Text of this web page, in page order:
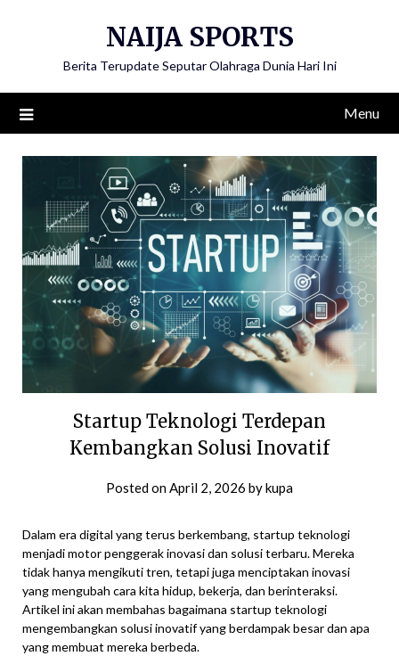
NAIJA SPORTS
Berita Terupdate Seputar Olahraga Dunia Hari Ini
Menu
Startup Teknologi Terdepan
Kembangkan Solusi Inovatif
Posted onApril 2, 2026 bykupa
Dalam era digital yang terus berkembang, startup teknologi
menjadi motor penggerak inovasi dan solusi terbaru. Mereka
tidak hanya mengikuti tren, tetapi juga menciptakan inovasi
yang mengubah cara kita hidup, bekerja, dan berinteraksi.
Artikel ini akan membahas bagaimana startup teknologi
mengembangkan solusi inovatif yang berdampak besar dan apa
yang membuat mereka berbeda.